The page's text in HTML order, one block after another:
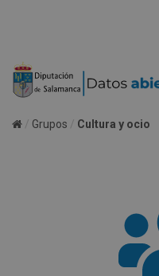
Grupos Cultura y ocio